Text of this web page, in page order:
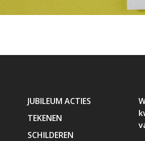
JUBILEUM ACTIES
TEKENEN
SCHILDEREN